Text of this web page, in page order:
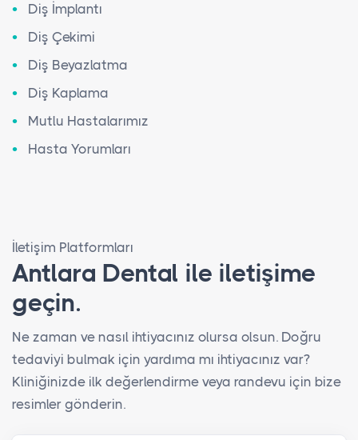
Diş İmplantı
Diş Çekimi
Diş Beyazlatma
Diş Kaplama
Mutlu Hastalarımız
Hasta Yorumları
İletişim Platformları
Antlara Dental ile iletişime
geçin.
Ne zaman ve nasıl ihtiyacınız olursa olsun. Doğru
tedaviyi bulmak için yardıma mı ihtiyacınız var?
Kliniğinizde ilk değerlendirme veya randevu için bize
resimler gönderin.